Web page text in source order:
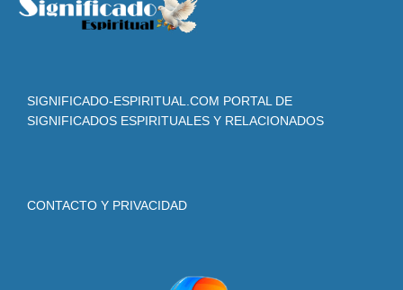
SIGNIFICADO-ESPIRITUAL.COM PORTAL DE
SIGNIFICADOS ESPIRITUALES Y RELACIONADOS
CONTACTO Y PRIVACIDAD